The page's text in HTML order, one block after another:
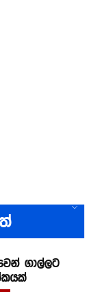
ගාල්ලට